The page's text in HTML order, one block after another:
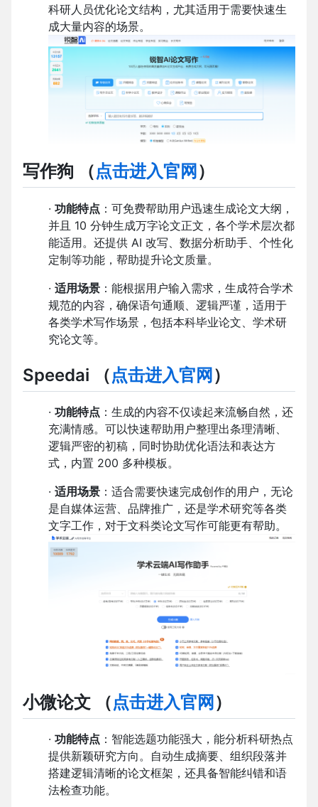
科研人员优化论文结构，尤其适用于需要快速生
成大量内容的场景。
写作狗 （点击进入官网 ）
· 功能特点 ：可免费帮助用户迅速生成论文大纲，
并且 10 分钟生成万字论文正文，各个学术层次都
能适用。还提供 AI 改写、数据分析助手、个性化
定制等功能，帮助提升论文质量。
· 适用场景 ：能根据用户输入需求，生成符合学术
规范的内容，确保语句通顺、逻辑严谨，适用于
各类学术写作场景，包括本科毕业论文、学术研
究论文等。
Speedai （点击进入官网）
· 功能特点 ：生成的内容不仅读起来流畅自然，还
充满情感。可以快速帮助用户整理出条理清晰、
逻辑严密的初稿，同时协助优化语法和表达方
式，内置 200 多种模板。
· 适用场景 ：适合需要快速完成创作的用户，无论
是自媒体运营、品牌推广，还是学术研究等各类
文字工作，对于文科类论文写作可能更有帮助。
小微论文 （点击进入官网 ）
· 功能特点 ：智能选题功能强大，能分析科研热点
提供新颖研究方向。自动生成摘要、组织段落并
搭建逻辑清晰的论文框架，还具备智能纠错和语
法检查功能。